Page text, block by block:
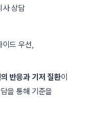
사 상담
드 우선,
반응과 기저 질환이
을 통해 기준을